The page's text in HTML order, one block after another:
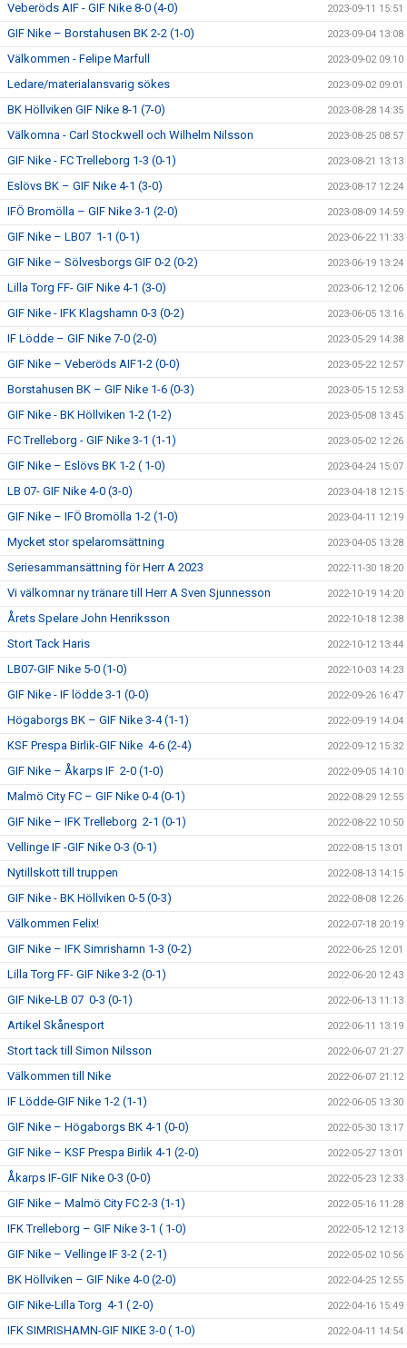
Veberöds AIF - GIF Nike 8-0 (4-0) 2023-09-11 15:51
GIF Nike – Borstahusen BK 2-2 (1-0) 2023-09-04 13:08
Välkommen - Felipe Marfull 2023-09-02 09:10
Ledare/materialansvarig sökes 2023-09-02 09:01
BK Höllviken GIF Nike 8-1 (7-0) 2023-08-28 14:35
Välkomna - Carl Stockwell och Wilhelm Nilsson 2023-08-25 08:57
GIF Nike - FC Trelleborg 1-3 (0-1) 2023-08-21 13:13
Eslövs BK – GIF Nike 4-1 (3-0) 2023-08-17 12:24
IFÖ Bromölla – GIF Nike 3-1 (2-0) 2023-08-09 14:59
GIF Nike – LB07 1-1 (0-1) 2023-06-22 11:33
GIF Nike – Sölvesborgs GIF 0-2 (0-2) 2023-06-19 13:24
Lilla Torg FF- GIF Nike 4-1 (3-0) 2023-06-12 12:06
GIF Nike - IFK Klagshamn 0-3 (0-2) 2023-06-05 13:16
IF Lödde – GIF Nike 7-0 (2-0) 2023-05-29 14:38
GIF Nike – Veberöds AIF1-2 (0-0) 2023-05-22 12:57
Borstahusen BK – GIF Nike 1-6 (0-3) 2023-05-15 12:53
GIF Nike - BK Höllviken 1-2 (1-2) 2023-05-08 13:45
FC Trelleborg - GIF Nike 3-1 (1-1) 2023-05-02 12:26
GIF Nike – Eslövs BK 1-2 ( 1-0) 2023-04-24 15:07
LB 07- GIF Nike 4-0 (3-0) 2023-04-18 12:15
GIF Nike – IFÖ Bromölla 1-2 (1-0) 2023-04-11 12:19
Mycket stor spelaromsättning 2023-04-05 13:28
Seriesammansättning för Herr A 2023 2022-11-30 18:20
Vi välkomnar ny tränare till Herr A Sven Sjunnesson 2022-10-19 14:20
Årets Spelare John Henriksson 2022-10-18 12:38
Stort Tack Haris 2022-10-12 13:44
LB07-GIF Nike 5-0 (1-0) 2022-10-03 14:23
GIF Nike - IF lödde 3-1 (0-0) 2022-09-26 16:47
Högaborgs BK – GIF Nike 3-4 (1-1) 2022-09-19 14:04
KSF Prespa Birlik-GIF Nike 4-6 (2-4) 2022-09-12 15:32
GIF Nike – Åkarps IF 2-0 (1-0) 2022-09-05 14:10
Malmö City FC – GIF Nike 0-4 (0-1) 2022-08-29 12:55
GIF Nike – IFK Trelleborg 2-1 (0-1) 2022-08-22 10:50
Vellinge IF -GIF Nike 0-3 (0-1) 2022-08-15 13:01
Nytillskott till truppen 2022-08-13 14:15
GIF Nike - BK Höllviken 0-5 (0-3) 2022-08-08 12:26
Välkommen Felix! 2022-07-18 20:19
GIF Nike – IFK Simrishamn 1-3 (0-2) 2022-06-25 12:01
Lilla Torg FF- GIF Nike 3-2 (0-1) 2022-06-20 12:43
GIF Nike-LB 07 0-3 (0-1) 2022-06-13 11:13
Artikel Skånesport 2022-06-11 13:19
Stort tack till Simon Nilsson 2022-06-07 21:27
Välkommen till Nike 2022-06-07 21:12
IF Lödde-GIF Nike 1-2 (1-1) 2022-06-05 13:30
GIF Nike – Högaborgs BK 4-1 (0-0) 2022-05-30 13:17
GIF Nike – KSF Prespa Birlik 4-1 (2-0) 2022-05-27 13:01
Åkarps IF-GIF Nike 0-3 (0-0) 2022-05-23 12:33
GIF Nike – Malmö City FC 2-3 (1-1) 2022-05-16 11:28
IFK Trelleborg – GIF Nike 3-1 ( 1-0) 2022-05-12 12:13
GIF Nike – Vellinge IF 3-2 ( 2-1) 2022-05-02 10:56
BK Höllviken – GIF Nike 4-0 (2-0) 2022-04-25 12:55
GIF Nike-Lilla Torg 4-1 ( 2-0) 2022-04-16 15:49
IFK SIMRISHAMN-GIF NIKE 3-0 ( 1-0) 2022-04-11 14:54